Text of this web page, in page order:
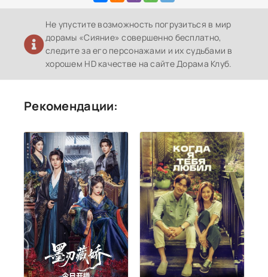
Не упустите возможность погрузиться в мир
дорамы «Сияние» совершенно бесплатно,
следите за его персонажами и их судьбами в
хорошем HD качестве на сайте Дорама Клуб.
Рекомендации: